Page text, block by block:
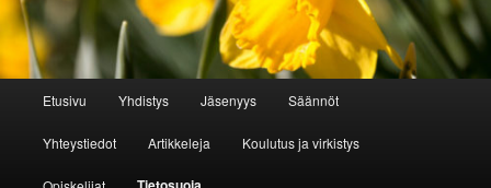
Etusivu Yhdistys Jäsenyys Säännöt
Yhteystiedot Artikkeleja Koulutus ja virkistys